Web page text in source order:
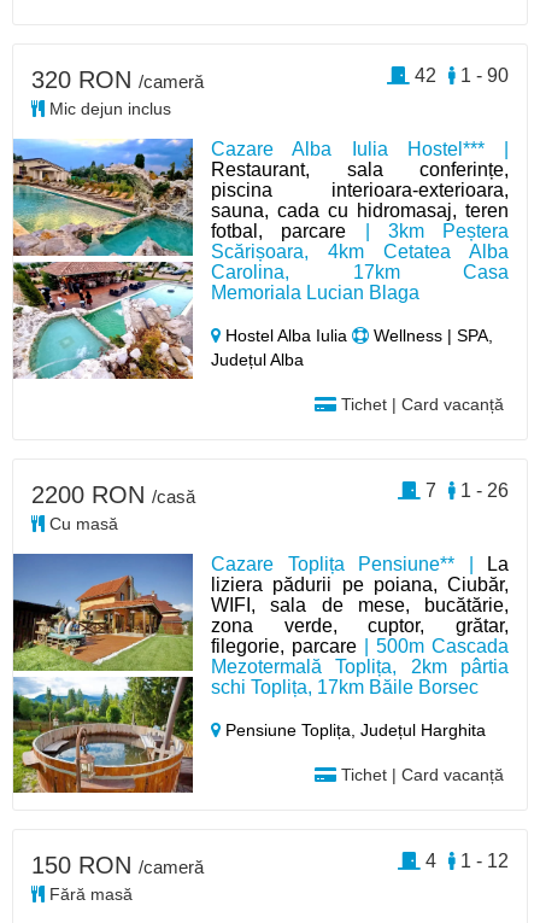
Cazare Alba Iulia Hostel*** |
Restaurant, sala conferințe,
piscina interioara-exterioara,
sauna, cada cu hidromasaj, teren
fotbal, parcare | 3km Peștera
Scărișoara, 4km Cetatea Alba
Carolina, 17km Casa
Memoriala Lucian Blaga
Hostel Alba Iulia
Wellness | SPA,
Județul Alba
Tichet | Card vacanță
320 RON /cameră
Mic dejun inclus
1 - 90
42
Cazare Toplița Pensiune** |
La
liziera pădurii pe poiana, Ciubăr,
WIFI, sala de mese, bucătărie,
zona verde, cuptor, grătar,
filegorie, parcare | 500m Cascada
Mezotermală Toplița, 2km pârtia
schi Toplița, 17km Băile Borsec
Pensiune Toplița,Județul Harghita
Tichet | Card vacanță
2200 RON /casă
Cu masă
1 - 26
7
150 RON /cameră
Fără masă
1 - 12
4